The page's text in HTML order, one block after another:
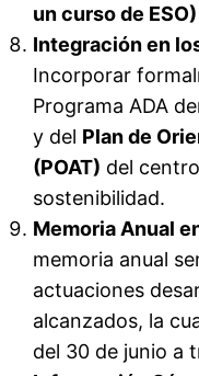
un curso de ESO)
Integración en
Incorporar
Programa ADA
y del Plan de
(POAT) del
sostenibilidad.
Memoria Anual
memoria anual
actuaciones
alcanzados, la
del 30 de junio a